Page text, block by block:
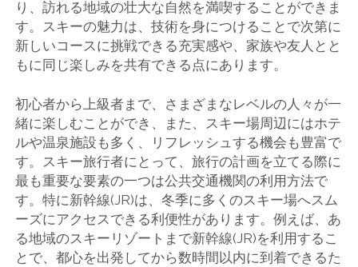
り、訪れる地域の壮大な自然を満喫することができま
す。スキーの魅力は、技術を身につけることで次第に
新しいコースに挑戦できる充実感や、家族や友人とと
もに同じ楽しみを共有できる点にあります。
初心者から上級者まで、さまざまなレベルの人々が一
緒に楽しむことができ、また、スキー場周辺にはホテ
ルや温泉施設も多く、リフレッシュする機会も豊富で
す。スキー旅行者にとって、旅行の計画を立てる際に
最も重要な要素の一つは公共交通機関の利用方法で
す。特に新幹線(JR)は、冬季に多くのスキー場へスム
ーズにアクセスできる利便性があります。例えば、あ
る地域のスキーリゾートまで新幹線(JR)を利用するこ
とで、都心を出発してから数時間以内に到着できるた